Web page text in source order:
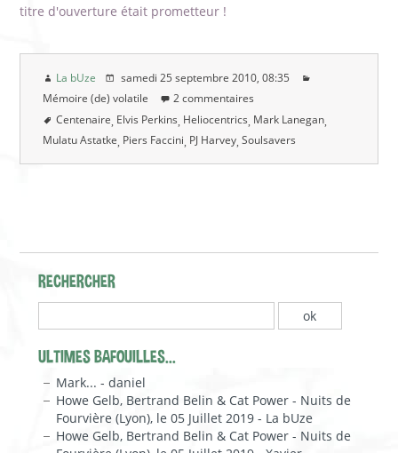
titre d'ouverture était prometteur !
La bUze samedi 25 septembre 2010 , 08:35
Mémoire (de) volatile
2 commentaires
Centenaire Elvis Perkins Heliocentrics Mark Lanegan
Mulatu Astatke Piers Faccini PJ Harvey Soulsavers
RECHERCHER
ULTIMES BAFOUILLES...
Mark... - daniel
Howe Gelb, Bertrand Belin & Cat Power - Nuits de
Fourvière (Lyon), le 05 Juillet 2019 - La bUze
Howe Gelb, Bertrand Belin & Cat Power - Nuits de